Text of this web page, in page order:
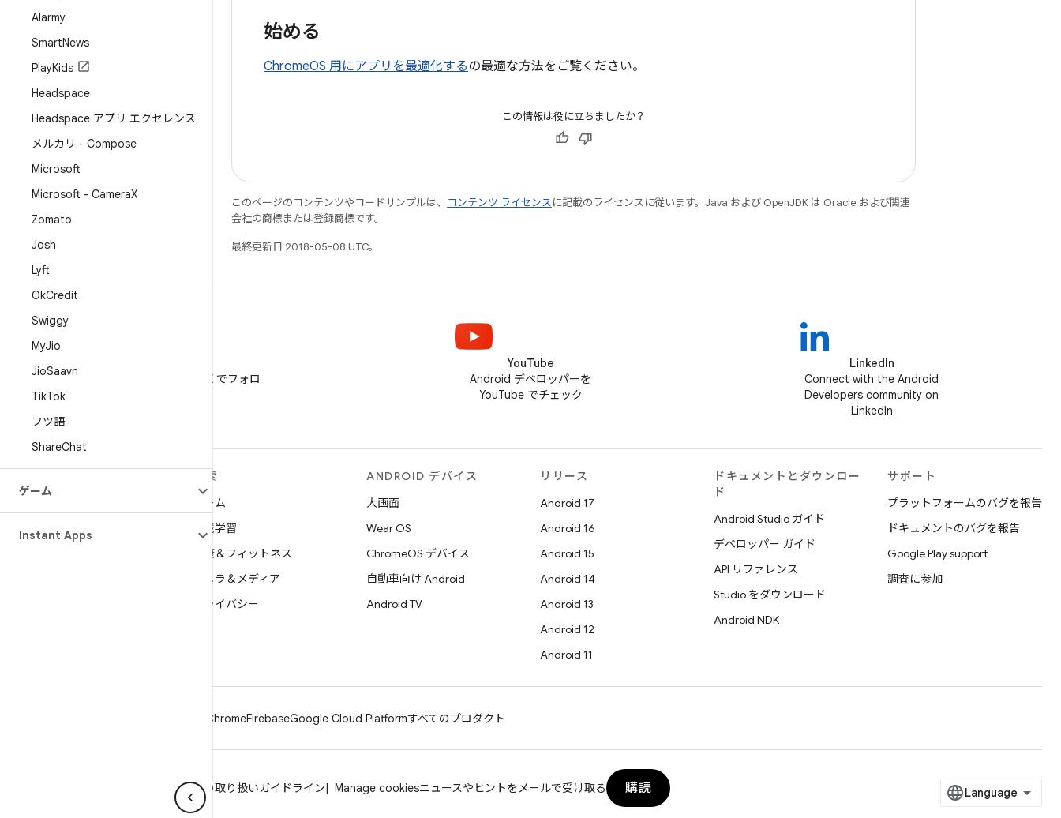
Alarmy
SmartNews
PlayKids
Headspace
Headspace アプリ エクセレンス
メルカリ - Compose
Microsoft
Microsoft - CameraX
Zomato
Josh
Lyft
OkCredit
Swiggy
MyJio
JioSaavn
TikTok
フツ語
ShareChat
ゲーム
Instant Apps
始める
ChromeOS 用にアプリを最適化するの最適な方法をご覧ください。
この情報は役に立ちましたか？
このページのコンテンツやコードサンプルは、 コンテンツ ライセンスに記載のライセンスに従います。Java および OpenJDK は Oracle および関連
会社の商標または登録商標です。
最終更新日 2018-05-08 UTC。
@AndroidDev を X でフォロ
YouTube
Android デベロッパーを
YouTube でチェック
LinkedIn
Connect with the Android
Developers community on
LinkedIn
エンタープライズ向け Android
セキュリティ
探索
ゲーム
機械学習
健康＆フィットネス
カメラ＆メディア
プライバシー
ANDROID デバイス
大画面
Wear OS
ChromeOS デバイス
自動車向け Android
Android TV
リリース
Android 17
Android 16
Android 15
Android 14
Android 13
Android 12
Android 11
ドキュメントとダウンロー
ド
Android Studio ガイド
デベロッパー ガイド
API リファレンス
Studio をダウンロード
Android NDK
サポート
プラットフォームのバグを報告
ドキュメントのバグを報告
Google Play support
調査に参加
ChromeFirebaseGoogle Cloud Platformすべてのプロダクト
ブランドの取り扱いガイドライン Manage cookiesニュースやヒントをメールで受け取る 購読